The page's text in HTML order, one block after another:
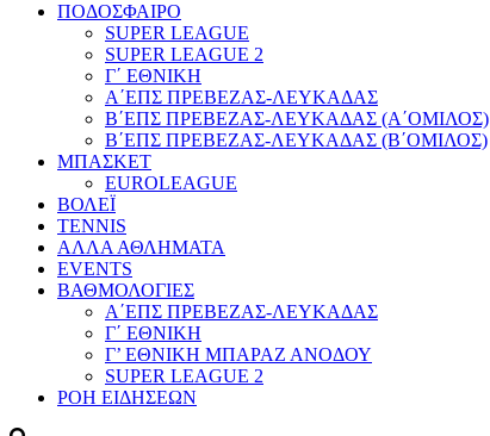
ΠΟΔΟΣΦΑΙΡΟ
SUPER LEAGUE
SUPER LEAGUE 2
Γ΄ ΕΘΝΙΚΗ
Α΄ΕΠΣ ΠΡΕΒΕΖΑΣ-ΛΕΥΚΑΔΑΣ
Β΄ΕΠΣ ΠΡΕΒΕΖΑΣ-ΛΕΥΚΑΔΑΣ (Α΄ΟΜΙΛΟΣ)
Β΄ΕΠΣ ΠΡΕΒΕΖΑΣ-ΛΕΥΚΑΔΑΣ (Β΄ΟΜΙΛΟΣ)
ΜΠΑΣΚΕΤ
EUROLEAGUE
ΒΟΛΕΪ
TENNIS
ΑΛΛΑ ΑΘΛΗΜΑΤΑ
EVENTS
ΒΑΘΜΟΛΟΓΙΕΣ
Α΄ΕΠΣ ΠΡΕΒΕΖΑΣ-ΛΕΥΚΑΔΑΣ
Γ΄ ΕΘΝΙΚΗ
Γ’ ΕΘΝΙΚΗ ΜΠΑΡΑΖ ΑΝΟΔΟΥ
SUPER LEAGUE 2
ΡΟΗ ΕΙΔΗΣΕΩΝ